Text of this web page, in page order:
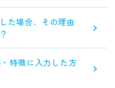
た場合、その理由
特徴に入力した方